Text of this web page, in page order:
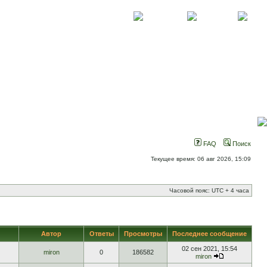
FAQ Поиск
Текущее время: 06 авг 2026, 15:09
Часовой пояс: UTC + 4 часа
Автор Ответы Просмотры Последнее сообщение
miron 0 186582
02 сен 2021, 15:54
miron